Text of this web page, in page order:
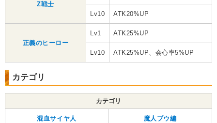
Z戦士
Lv10 ATK20%UP
正義のヒーロー
Lv1 ATK25%UP
Lv10 ATK25%UP、会心率5%UP
カテゴリ
カテゴリ
混血サイヤ人 魔人ブウ編